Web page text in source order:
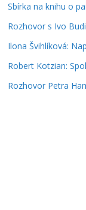
Sbírka na knihu o
Rozhovor s Ivo
Ilona Švihlíková:
Robert Kotzian:
Rozhovor Petra